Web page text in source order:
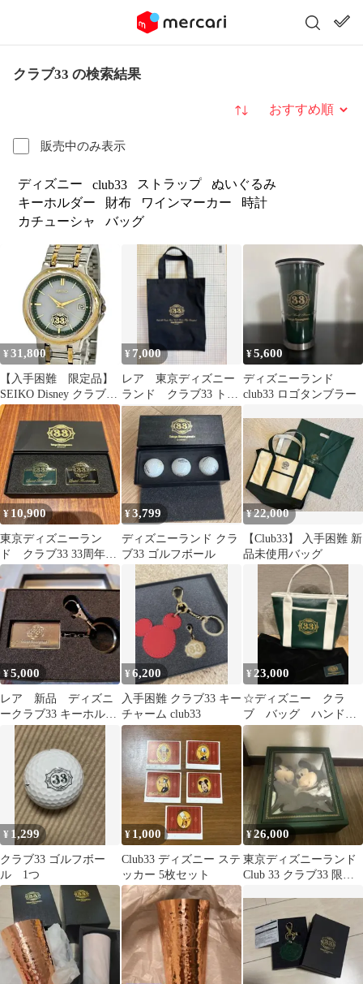
クラブ33 の検索結果
販売中のみ表示
並び替え
ディズニー club33 ストラップ
ぬいぐるみ
キーホルダー
財布 ワインマーカー
時計
カチューシャ
バッグ
¥ 31,800
【入手困難 限定品】
SEIKO Disney クラブ33
腕時計 デイト
¥ 7,000
レア 東京ディズニー
ランド クラブ33 トー
トバッグ Club33
¥5,600
ディズニーランド
club33 ロゴタンブラー
¥ 10,900
東京ディズニーラン
ド クラブ33 33周年記
念ピンバッジ 非売品
¥3,799
ディズニーランド クラ
ブ33 ゴルフボール
¥22,000
【Club33】 入手困難 新
品未使用バッグ
¥5,000
レア 新品 ディズニ
ークラブ33 キーホルダ
ー Club33
¥6,200
入手困難 クラブ33 キー
チャーム club33
¥23,000
☆ディズニー クラ
ブ バッグ ハンドバ
ッグ 33 キャロウェ
イ ゴルフ☆
¥ 1,299
クラブ33 ゴルフボー
ル 1つ
¥ 1,000
Club33 ディズニー ステ
ッカー 5枚セット
¥26,000
東京ディズニーランド
Club 33 クラブ33 限定